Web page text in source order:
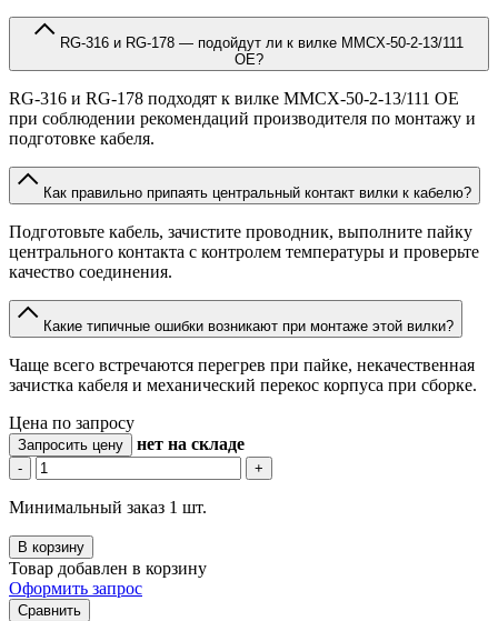
OE?
RG-316 и RG-178 подходят к вилке MMCX-50-2-13/111 OE
при соблюдении рекомендаций производителя по монтажу и
подготовке кабеля.
Как правильно припаять центральный контакт вилки к кабелю?
Подготовьте кабель, зачистите проводник, выполните пайку
центрального контакта с контролем температуры и проверьте
качество соединения.
Какие типичные ошибки возникают при монтаже этой вилки?
Чаще всего встречаются перегрев при пайке, некачественная
зачистка кабеля и механический перекос корпуса при сборке.
Цена по запросу
Запросить цену нет на складе
- +
Минимальный заказ 1 шт.
В корзину
Товар добавлен в корзину
Оформить запрос
Сравнить